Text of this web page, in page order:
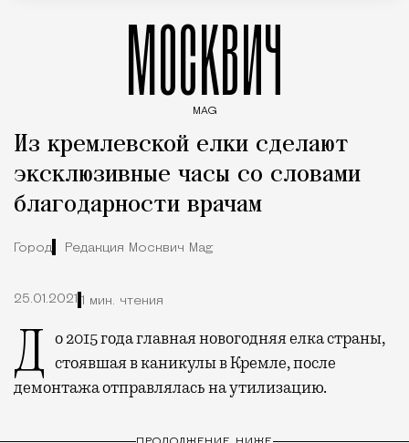
МОСКВИЧ
MAG
Из кремлевской елки сделают
эксклюзивные часы со словами
благодарности врачам
Город Редакция Москвич Mag
25.01.2021 1 мин. чтения
До 2015 года главная новогодняя елка страны, стоявшая в каникулы в Кремле, после
демонтажа отправлялась на утилизацию.